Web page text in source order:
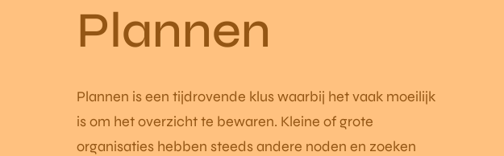
Plannen
Plannen is een tijdrovende klus waarbij het vaak moeilijk
is om het overzicht te bewaren. Kleine of grote
organisaties hebben steeds andere noden en zoeken